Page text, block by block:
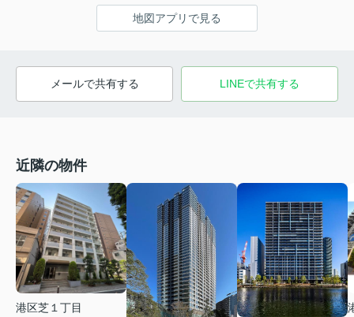
地図アプリで見る
メールで共有する LINEで共有する
近隣の物件
港区芝１丁目